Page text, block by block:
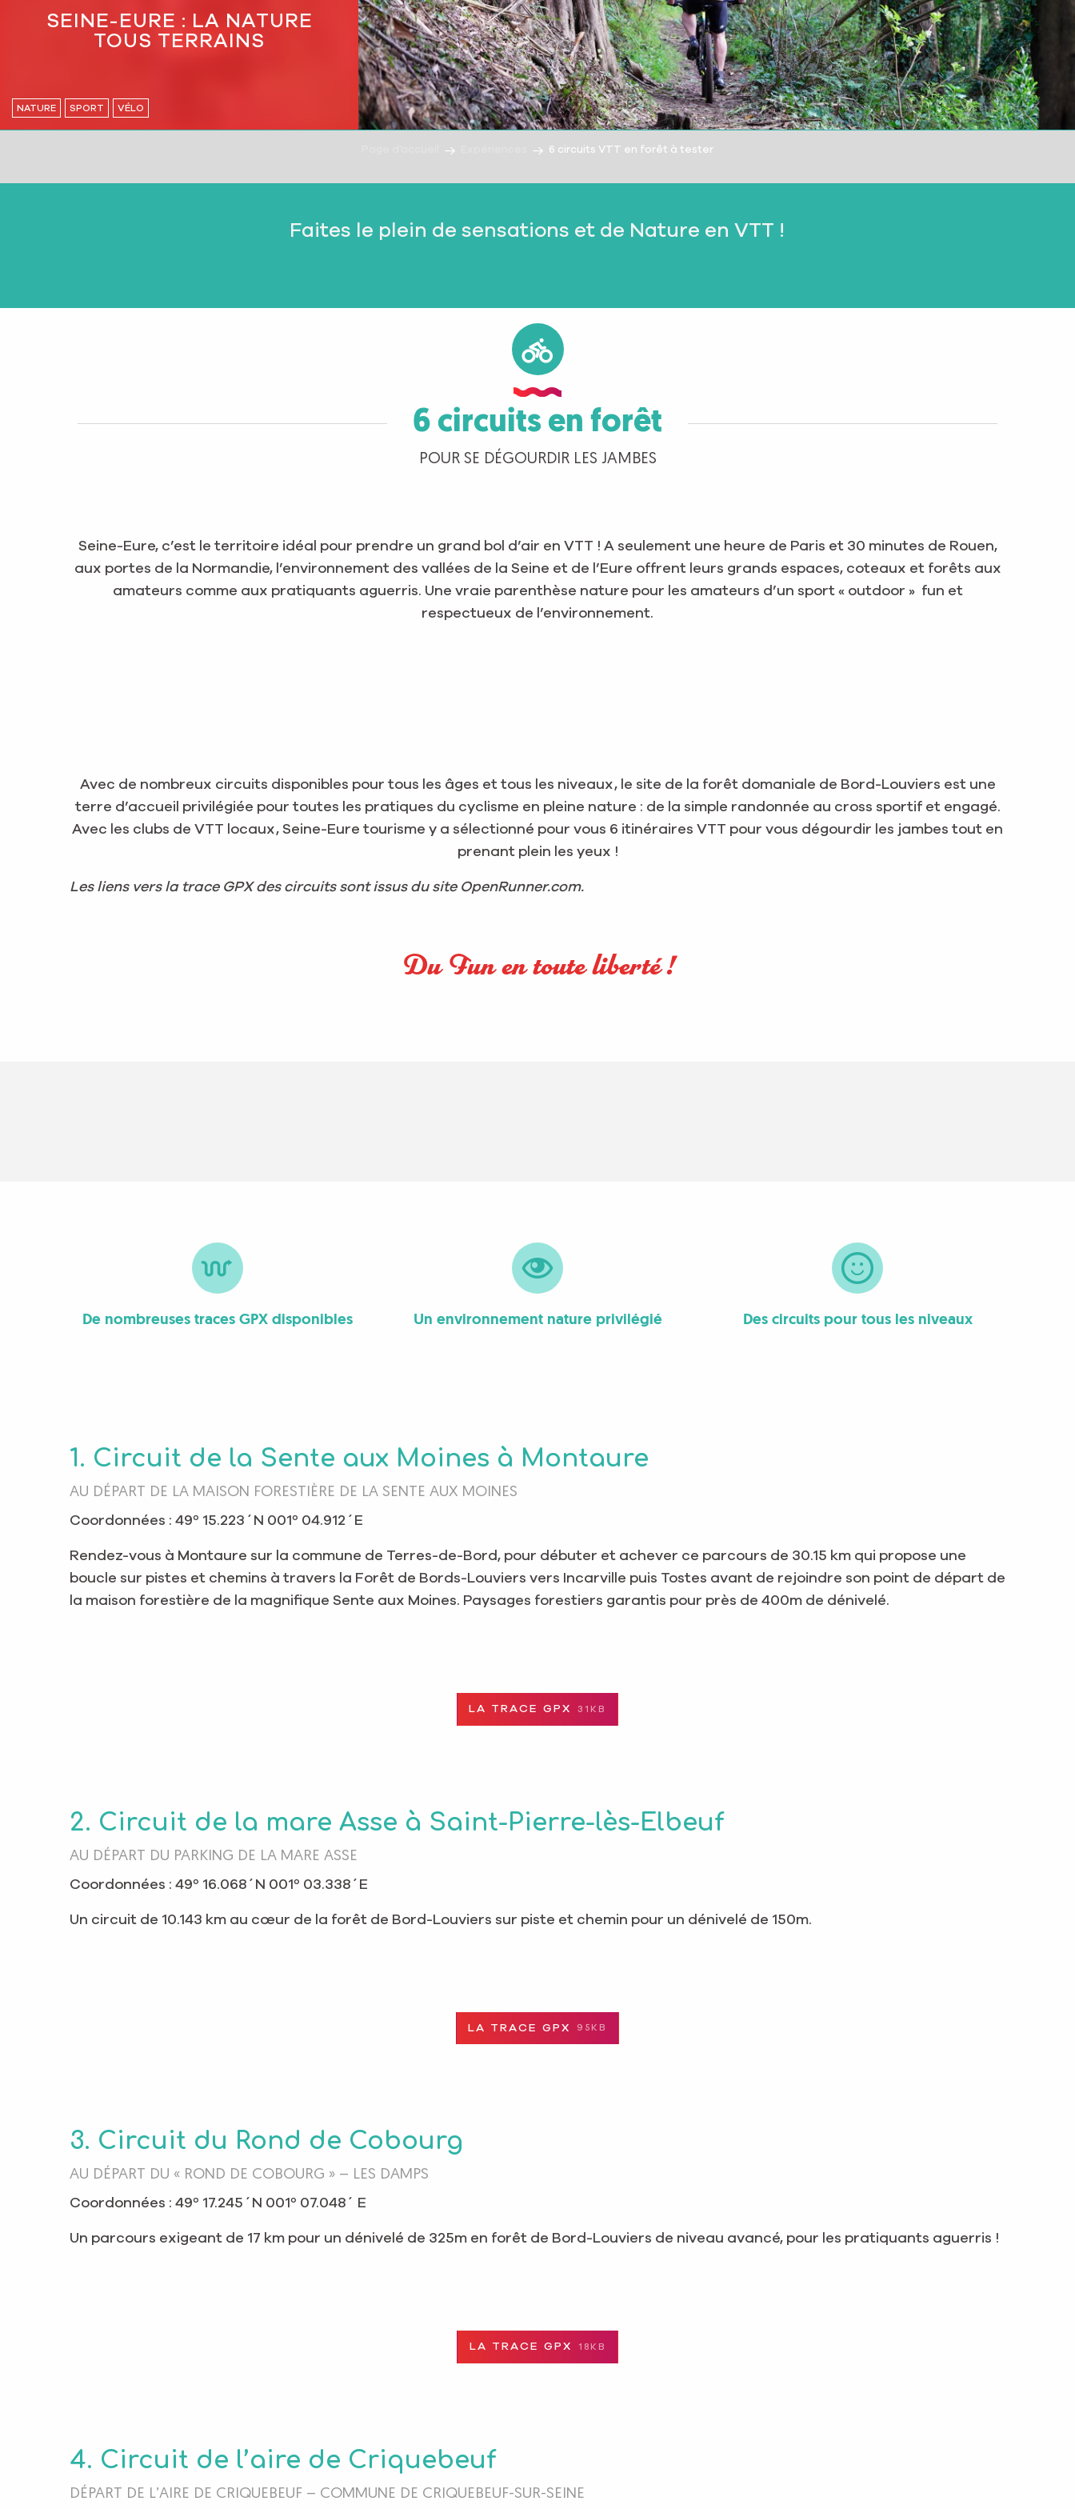
SEINE-EURE : LA NATURE
TOUS TERRAINS
NATURE SPORT VÉLO
6 circuits VTT en forêt à tester
Faites le plein de sensations et de Nature en VTT !
6 circuits en forêt
POUR SE DÉGOURDIR LES JAMBES
Seine-Eure, c’est le territoire idéal pour prendre un grand bol d’air en VTT ! A seulement une heure de Paris et 30 minutes de Rouen,
aux portes de la Normandie, l’environnement des vallées de la Seine et de l’Eure offrent leurs grands espaces, coteaux et forêts aux
amateurs comme aux pratiquants aguerris. Une vraie parenthèse nature pour les amateurs d’un sport « outdoor » fun et
respectueux de l’environnement.
Avec de nombreux circuits disponibles pour tous les âges et tous les niveaux, le site de la forêt domaniale de Bord-Louviers est une
terre d’accueil privilégiée pour toutes les pratiques du cyclisme en pleine nature : de la simple randonnée au cross sportif et engagé.
Avec les clubs de VTT locaux, Seine-Eure tourisme y a sélectionné pour vous 6 itinéraires VTT pour vous dégourdir les jambes tout en
prenant plein les yeux !
Les liens vers la trace GPX des circuits sont issus du site OpenRunner.com.
Du Fun en toute liberté !
De nombreuses traces GPX disponibles Un environnement nature privilégié Des circuits pour tous les niveaux
1. Circuit de la Sente aux Moines à Montaure
AU DÉPART DE LA MAISON FORESTIÈRE DE LA SENTE AUX MOINES
Coordonnées : 49º 15.223´N 001º 04.912´E
Rendez-vous à Montaure sur la commune de Terres-de-Bord, pour débuter et achever ce parcours de 30.15 km qui propose une
boucle sur pistes et chemins à travers la Forêt de Bords-Louviers vers Incarville puis Tostes avant de rejoindre son point de départ de
la maison forestière de la magnifique Sente aux Moines. Paysages forestiers garantis pour près de 400m de dénivelé.
LA TRACE GPX 31KB
2. Circuit de la mare Asse à Saint-Pierre-lès-Elbeuf
AU DÉPART DU PARKING DE LA MARE ASSE
Coordonnées : 49º 16.068´N 001º 03.338´E
Un circuit de 10.143 km au cœur de la forêt de Bord-Louviers sur piste et chemin pour un dénivelé de 150m.
LA TRACE GPX 95KB
3. Circuit du Rond de Cobourg
AU DÉPART DU « ROND DE COBOURG » – LES DAMPS
Coordonnées : 49º 17.245´N 001º 07.048´ E
Un parcours exigeant de 17 km pour un dénivelé de 325m en forêt de Bord-Louviers de niveau avancé, pour les pratiquants aguerris !
LA TRACE GPX 18KB
4. Circuit de l’aire de Criquebeuf
DÉPART DE L’AIRE DE CRIQUEBEUF – COMMUNE DE CRIQUEBEUF-SUR-SEINE